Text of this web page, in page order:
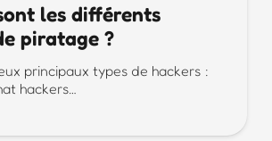
les différents
piratage ?
principaux types de hackers :
hackers…